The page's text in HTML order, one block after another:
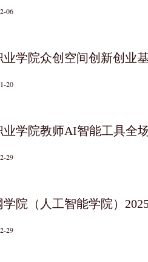
06
业学院众创空间创新创业
20
业学院教师AI智能工具全
29
学院（人工智能学院）
29